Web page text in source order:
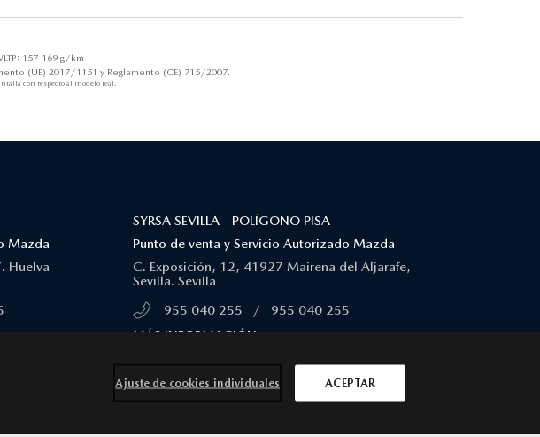
157-169 g/km
(UE) 2017/1151 y Reglamento (CE) 715/2007.
con respecto al modelo real.
Mazda
Huelva
SYRSA SEVILLA - POLÍGONO PISA
Punto de venta y Servicio Autorizado Mazda
C. Exposición, 12, 41927 Mairena del Aljarafe,
Sevilla. Sevilla
955 040 255
/
955 040 255
MÁS INFORMACIÓN
Ajuste de cookies individuales ACEPTAR